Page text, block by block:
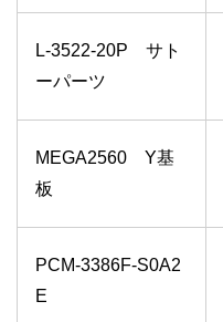
L-3522-20P サト
ーパーツ
MEGA2560 Y基
板
PCM-3386F-S0A2
E